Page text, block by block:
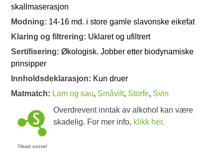
skallmaserasjon
Modning: 14-16 md. i store gamle slavonske eikefat
Klaring og filtrering: Uklaret og ufiltrert
Sertifisering:Økologisk. Jobber etter biodynamiske
prinsipper
Innholdsdeklarasjon: Kun druer
Matmatch: Lam og sau, Småvilt, Storfe, Svin
Tilsatt svovel
Overdrevent inntak av alkohol kan være
skadelig. For mer info, klikk her.